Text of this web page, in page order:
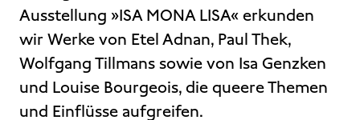
Ausstellung »ISA MONA LISA« erkunden
wir Werke von Etel Adnan, Paul Thek,
Wolfgang Tillmans sowie von Isa Genzken
und Louise Bourgeois, die queere Themen
und Einflüsse aufgreifen.